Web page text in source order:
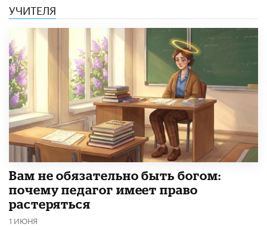
УЧИТЕЛЯ
​Вам не обязательно быть богом:
почему педагог имеет право
растеряться
1 ИЮНЯ